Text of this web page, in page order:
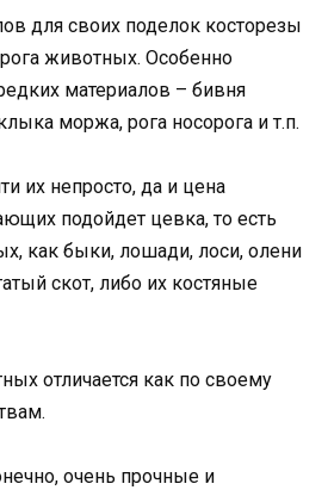
для своих поделок косторезы
животных. Особенно
материалов – бивня
моржа, рога носорога и т.п.
их непросто, да и цена
подойдет цевка, то есть
как быки, лошади, лоси, олени
скот, либо их костяные
отличается как по своему
очень прочные и